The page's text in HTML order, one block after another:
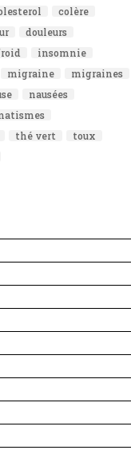
colère
douleurs
insomnie
migraine
migraines
nausées
thé vert
toux